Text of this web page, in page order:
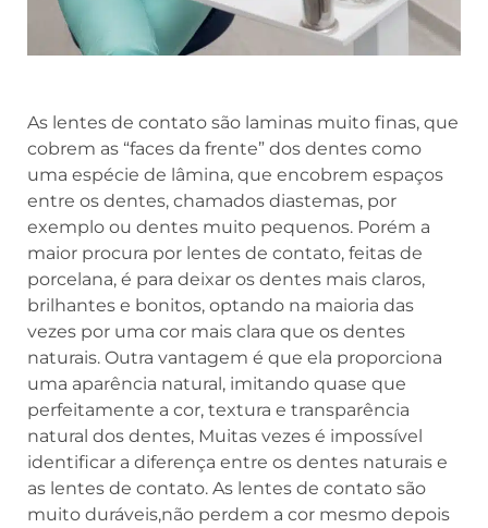
As lentes de contato são laminas muito finas, que
cobrem as “faces da frente” dos dentes como
uma espécie de lâmina, que encobrem espaços
entre os dentes, chamados diastemas, por
exemplo ou dentes muito pequenos. Porém a
maior procura por lentes de contato, feitas de
porcelana, é para deixar os dentes mais claros,
brilhantes e bonitos, optando na maioria das
vezes por uma cor mais clara que os dentes
naturais. Outra vantagem é que ela proporciona
uma aparência natural, imitando quase que
perfeitamente a cor, textura e transparência
natural dos dentes, Muitas vezes é impossível
identificar a diferença entre os dentes naturais e
as lentes de contato. As lentes de contato são
muito duráveis,não perdem a cor mesmo depois